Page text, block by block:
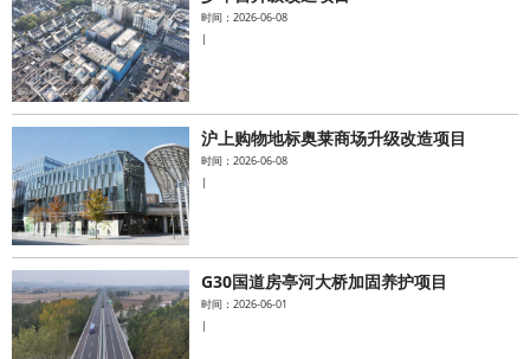
时间：2026-06-08
|
沪上购物地标奥莱商场升级改造项目
时间：2026-06-08
|
G30国道房亭河大桥加固养护项目
时间：2026-06-01
|